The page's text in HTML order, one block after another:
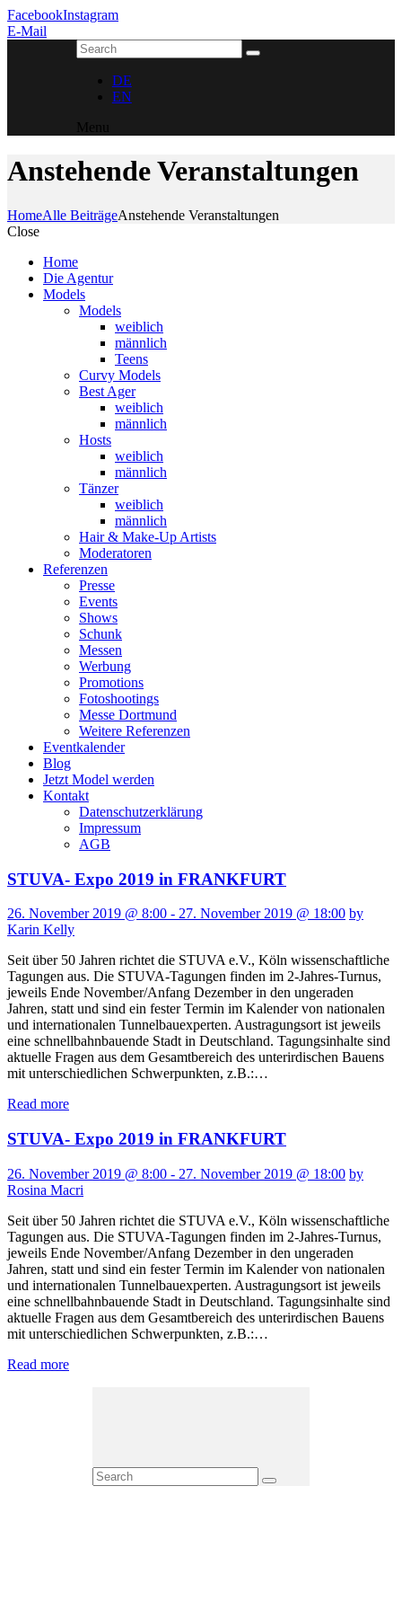
FacebookInstagram
E-Mail
DE
EN
Menu
Anstehende Veranstaltungen
HomeAlle BeiträgeAnstehende Veranstaltungen
Close
Home
Die Agentur
Models
Models
weiblich
männlich
Teens
Curvy Models
Best Ager
weiblich
männlich
Hosts
weiblich
männlich
Tänzer
weiblich
männlich
Hair & Make-Up Artists
Moderatoren
Referenzen
Presse
Events
Shows
Schunk
Messen
Werbung
Promotions
Fotoshootings
Messe Dortmund
Weitere Referenzen
Eventkalender
Blog
Jetzt Model werden
Kontakt
Datenschutzerklärung
Impressum
AGB
STUVA- Expo 2019 in FRANKFURT
26. November 2019 @ 8:00 - 27. November 2019 @ 18:00 by
Karin Kelly
Seit über 50 Jahren richtet die STUVA e.V., Köln wissenschaftliche
Tagungen aus. Die STUVA-Tagungen finden im 2-Jahres-Turnus,
jeweils Ende November/Anfang Dezember in den ungeraden
Jahren, statt und sind ein fester Termin im Kalender von nationalen
und internationalen Tunnelbauexperten. Austragungsort ist jeweils
eine schnellbahnbauende Stadt in Deutschland. Tagungsinhalte sind
aktuelle Fragen aus dem Gesamtbereich des unterirdischen Bauens
mit unterschiedlichen Schwerpunkten, z.B.:…
Read more
STUVA- Expo 2019 in FRANKFURT
26. November 2019 @ 8:00 - 27. November 2019 @ 18:00 by
Rosina Macri
Seit über 50 Jahren richtet die STUVA e.V., Köln wissenschaftliche
Tagungen aus. Die STUVA-Tagungen finden im 2-Jahres-Turnus,
jeweils Ende November/Anfang Dezember in den ungeraden
Jahren, statt und sind ein fester Termin im Kalender von nationalen
und internationalen Tunnelbauexperten. Austragungsort ist jeweils
eine schnellbahnbauende Stadt in Deutschland. Tagungsinhalte sind
aktuelle Fragen aus dem Gesamtbereich des unterirdischen Bauens
mit unterschiedlichen Schwerpunkten, z.B.:…
Read more